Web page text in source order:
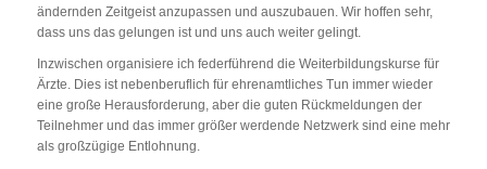
ändernden Zeitgeist anzupassen und auszubauen. Wir hoffen sehr,
dass uns das gelungen ist und uns auch weiter gelingt.
Inzwischen organisiere ich federführend die Weiterbildungskurse für
Ärzte. Dies ist nebenberuflich für ehrenamtliches Tun immer wieder
eine große Herausforderung, aber die guten Rückmeldungen der
Teilnehmer und das immer größer werdende Netzwerk sind eine mehr
als großzügige Entlohnung.